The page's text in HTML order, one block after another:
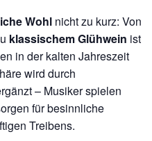
Wohl nicht zu kurz: Von
klassischem Glühwein ist
in der kalten Jahreszeit
wird durch
– Musiker spielen
für besinnliche
Treibens.